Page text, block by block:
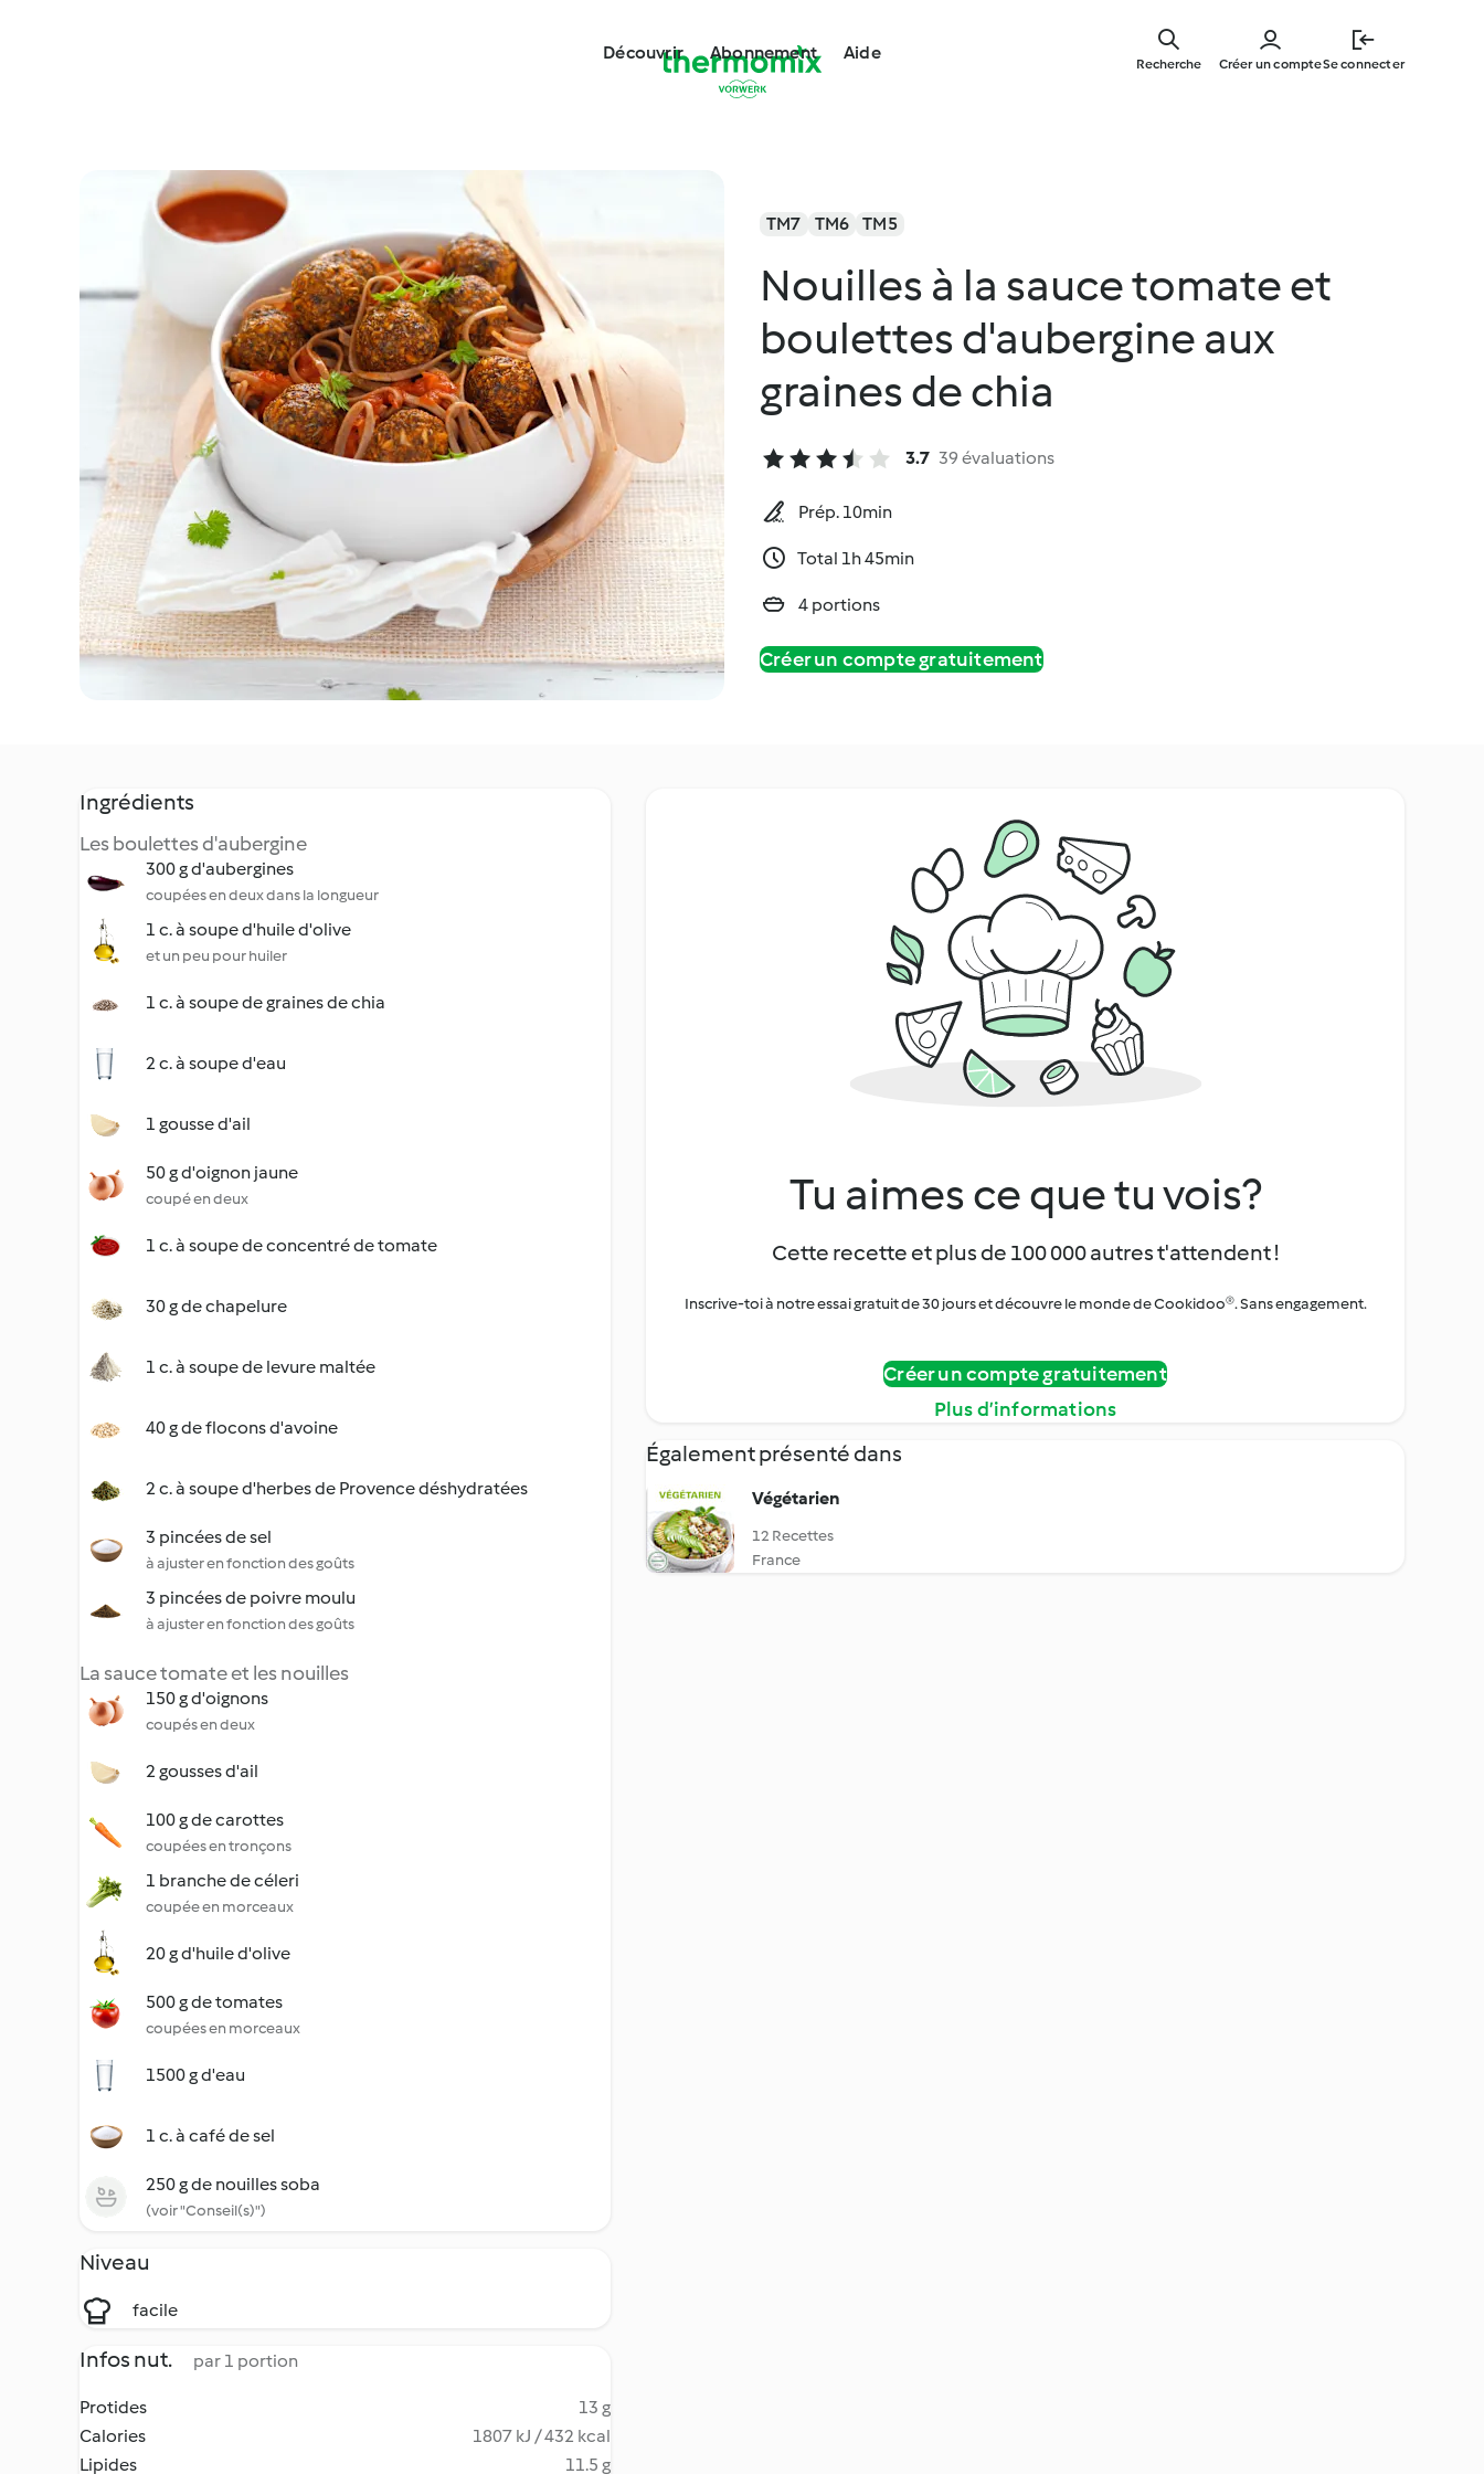
main
Découvrir Abonnement Aide
Créer un compteSe connecter
Recherche
TM7 TM6 TM5
Nouilles à la sauce tomate et
boulettes d'aubergine aux
graines de chia
3.7 39 évaluations
Prép. 10min
Total 1h 45min
4 portions
Créer un compte gratuitement
Ingrédients
Les boulettes d'aubergine
300 g d'aubergines
coupées en deux dans la longueur
1 c. à soupe d'huile d'olive
et un peu pour huiler
1 c. à soupe de graines de chia
2 c. à soupe d'eau
1 gousse d'ail
50 g d'oignon jaune
coupé en deux
1 c. à soupe de concentré de tomate
30 g de chapelure
1 c. à soupe de levure maltée
40 g de flocons d'avoine
2 c. à soupe d'herbes de Provence déshydratées
3 pincées de sel
à ajuster en fonction des goûts
3 pincées de poivre moulu
à ajuster en fonction des goûts
La sauce tomate et les nouilles
150 g d'oignons
coupés en deux
2 gousses d'ail
100 g de carottes
coupées en tronçons
1 branche de céleri
coupée en morceaux
20 g d'huile d'olive
500 g de tomates
coupées en morceaux
1500 g d'eau
1 c. à café de sel
250 g de nouilles soba
(voir "Conseil(s)")
Niveau
facile
Infos nut. par 1 portion
Protides
13 g
Calories
1807 kJ / 432 kcal
Lipides
11.5 g
Tu aimes ce que tu vois?
Cette recette et plus de 100 000 autres t'attendent !
Inscrive-toi à notre essai gratuit de 30 jours et découvre le monde de Cookidoo®. Sans engagement.
Créer un compte gratuitement
Plus d’informations
Également présenté dans
Végétarien
12 Recettes
France